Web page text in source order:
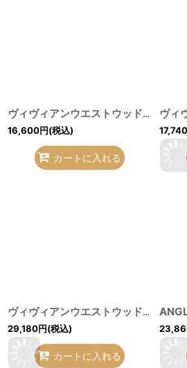
ヴィヴィアンウエストウッド MAN 中古 / リバティー比翼シャツ III(メンズL相当） 緑 H-26-07-12-013-bl-OD-ZH
16,600円(税込)
カートに入れる
17,740
ヴィヴィアンウエストウッド 中古 / サティア刺繍カバーオールシャツ UK10（9号相当） 灰 H-26-07-12-017-bl-OD-ZH
29,180円(税込)
カートに入れる